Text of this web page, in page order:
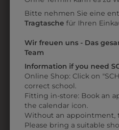
ZULETZT
Bitte nehmen Sie eine
Tragtasche für Ihren
Wir freuen uns - Das
Team
Information if you need
Online Shop: Click on
correct school.
Fitting in-store: Book an
the calendar icon.
Without an appointment,
Please bring a suitable